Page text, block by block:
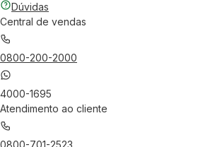
Dúvidas
Central de vendas
0800-200-2000
4000-1695
Atendimento ao cliente
0800-701-2523